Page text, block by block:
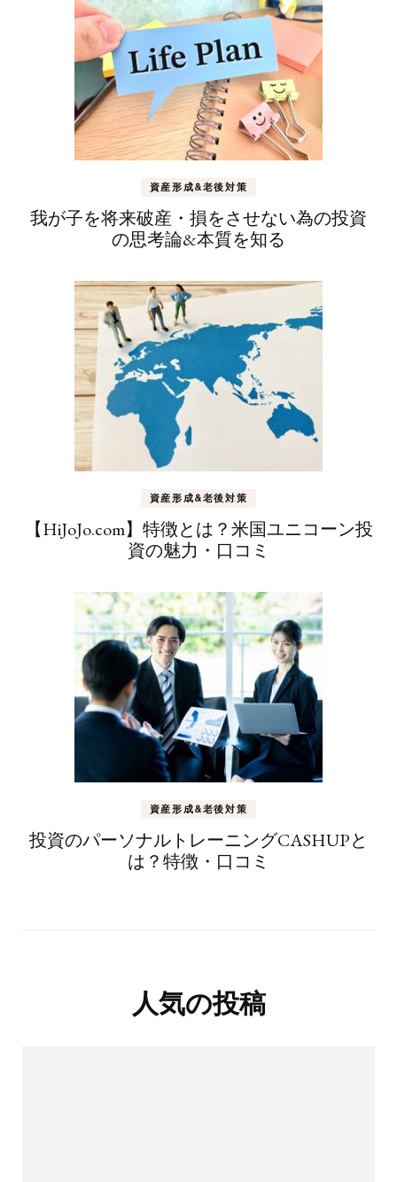
資産形成&老後対策
我が子を将来破産・損をさせない為の投資
の思考論&本質を知る
資産形成&老後対策
【HiJoJo.com】特徴とは？米国ユニコーン投
資の魅力・口コミ
資産形成&老後対策
投資のパーソナルトレーニングCASHUPと
は？特徴・口コミ
人気の投稿